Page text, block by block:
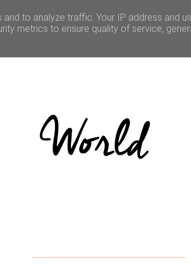
BONNES ADRESSES CONCOURS
to analyze traffic. Your IP address and
metrics to ensure quality of service,